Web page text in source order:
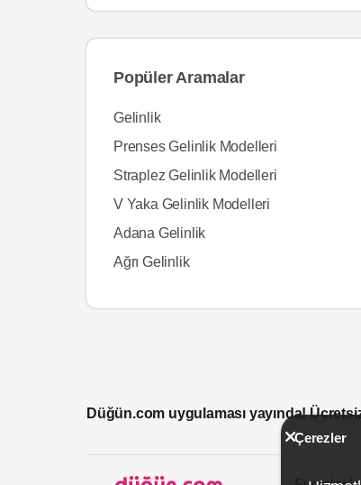
Popüler Aramalar
Gelinlik
Prenses Gelinlik Modelleri
Straplez Gelinlik Modelleri
V Yaka Gelinlik Modelleri
Adana Gelinlik
Ağrı Gelinlik
Düğün.com uygulaması yayında!
Çerezler